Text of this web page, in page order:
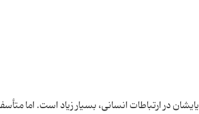
در ارتباطات انسانی، بسیار زیاد است. اما